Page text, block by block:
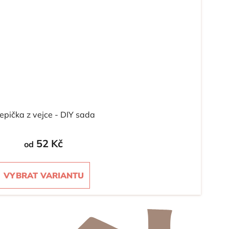
z vejce - DIY sada
od 52 Kč
VYBRAT VARIANTU